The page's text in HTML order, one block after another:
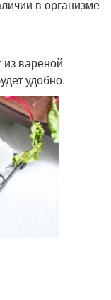
в организме
вареной
удобно.